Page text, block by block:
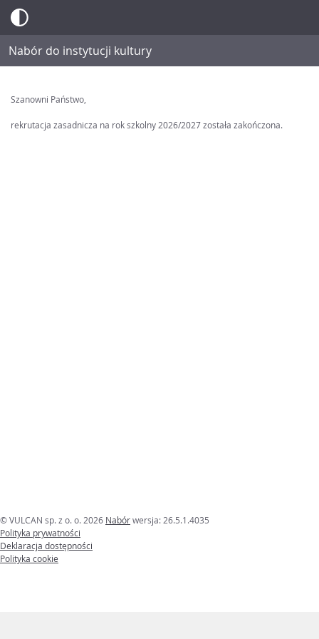
Nabór do instytucji kultury
Szanowni Państwo,
rekrutacja zasadnicza na rok szkolny 2026/2027 została zakończona.
© VULCAN sp. z o. o. 2026 Nabórwersja: 26.5.1.4035
Polityka prywatności
Deklaracja dostępności
Polityka cookie